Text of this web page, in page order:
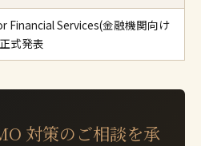
Financial Services(金融機関向け
式発表
対策のご相談を承